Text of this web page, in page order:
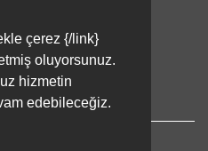
çerez {/link}
oluyorsunuz.
hizmetin
edebileceğiz.